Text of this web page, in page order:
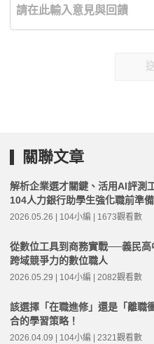
關聯文章
解析企業選才關鍵、活用AI評測
104人力銀行助學生強化職前準備
2026.05.26 | 104小編 | 1673觀看數
從數位工具到商務實戰──義民高
跨域競爭力的數位職人
2026.05.29 | 104小編 | 2082觀看數
該選擇「在職進修」還是「離職
合的學習策略！
2026.04.09 | 104小編 | 2321觀看數